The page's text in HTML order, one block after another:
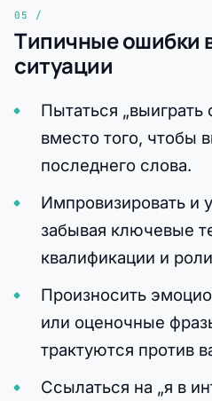
Типичные ошибки
ситуации
Пытаться „выиграть
вместо того, чтобы
последнего слова.
Импровизировать и
забывая ключевые
квалификации и
Произносить
или оценочные
трактуются против
Ссылаться на „я в